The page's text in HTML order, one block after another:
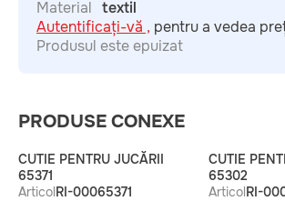
Material textil
Autentificați-vă , pentru a vedea
Produsul este epuizat
PRODUSE CONEXE
CUTIE PENTRU JUCĂRII
65371
ArticolRI-00065371
CUTIE
65302
ArticolRI-